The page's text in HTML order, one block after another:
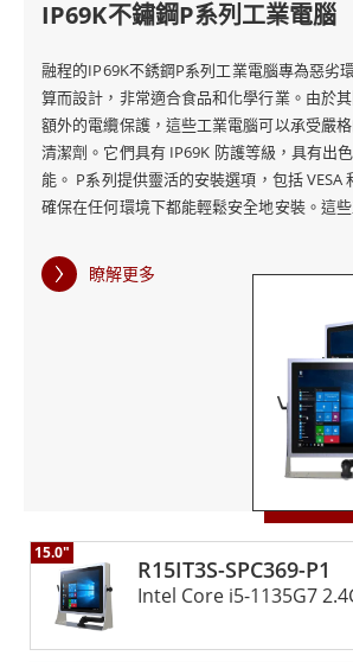
由高性能處理器提供支持，可在要求嚴
現高效運行，並由強大的組件和軟體提
的可靠性和耐用性。
總而言之，融程的不鏽鋼系列工業電腦
藥行業的工業環境提供了強大的解決方
裝選項、高性能處理器和時尚的不鏽鋼
腦可確保可靠的操作、耐用性和易於維
的功能並符合行業標準，提供安全高效
IP69K不鏽鋼P系列工業電腦
融程的IP69K不銹鋼P系列工業電腦專為惡劣
算而設計，非常適合食品和化學行業。由於
額外的電纜保護，這些工業電腦可以承受嚴
清潔劑。它們具有 IP69K 防護等級，具有出
能。 P系列提供靈活的安裝選項，包括 VESA
確保在任何環境下都能輕鬆安全地安裝。這
在 Windows 10 IoT Enterprise 上運行，提供
靠性。 投射電容式觸控技術、防眩光處理和
進功能可提高觸控精度和可視性，使這些顯
或惡劣環境。儘管結構堅固，P系列工業電腦
的設計，可無縫整合到工業應用中。 IP69K
腦體現了融程致力於提供可靠、耐用的運算
固耐用的高效能電腦旨在滿足嚴苛工業環境的
瞭解更多
R15IT3S-SPC369-P1
15.0"
Intel Core i5-1135G7